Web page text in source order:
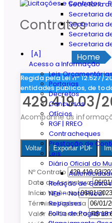
Secretaria
Secretaria
Secretaria
Secretaria
Secretaria
Acesso a Informação
Leis
Portarias
Decretos
Concursos
Ofícios
RGF | RREO
Contracheques
Prestação de
Leis
Diário Oficial do
Relação de
NFe – Nota Fiscal
Repasses
Folha de
Contratos
Home
Regida pela Lei nº
entidades públicos, de
429.419.03/
Acompanhe as
Voltar Exportar PDF
Nº Contrato
Data de Assiantura
Início Vigência
Término Vigência
Valor do Contrato